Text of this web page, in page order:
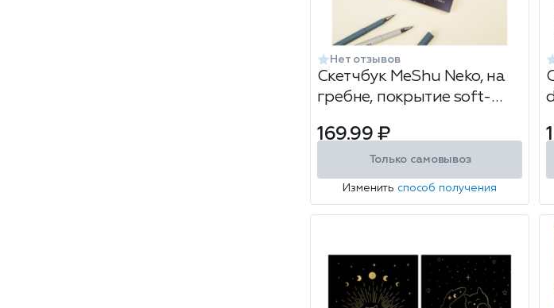
Нет отзывов
Скетчбук MeShu Neko, на
гребне, покрытие soft-
60л
169.99 ₽
Только самовывоз
Изменить способ получения